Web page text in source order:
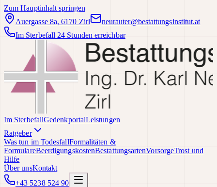
Zum Hauptinhalt springen
Auergasse 8a, 6170 Zirl
neurauter@bestattungsinstitut.at
Im Sterbefall 24 Stunden erreichbar
Im SterbefallGedenkportalLeistungen
Ratgeber
Was tun im TodesfallFormalitäten &
FormulareBeerdigungskostenBestattungsartenVorsorgeTrost und
Hilfe
Über unsKontakt
+43 5238 524 90